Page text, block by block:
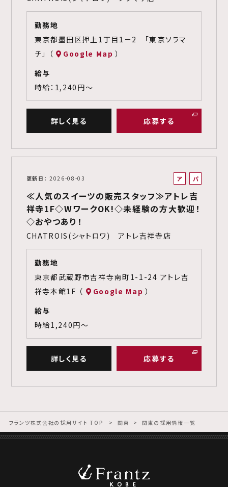
勤務地
東京都墨田区押上1丁目1－2 「東京ソラマ
チ」 （
Google Map ）
給与
時給：1,240円～
詳しく見る 応募する
更新日 2026-08-03
ア
バ
イ
パ
ト
≪人気のスイーツの販売スタッフ≫アトレ吉
祥寺1F◇WワークOK!◇未経験の方大歓迎！
◇おやつあり！
CHATROIS(シャトロワ) アトレ吉祥寺店
勤務地
東京都武蔵野市吉祥寺南町1-1-24 アトレ吉
祥寺本館1F （
Google Map ）
給与
時給1,240円～
詳しく見る 応募する
フランツ株式会社の採用サイト TOP 関東 関東の採用情報一覧